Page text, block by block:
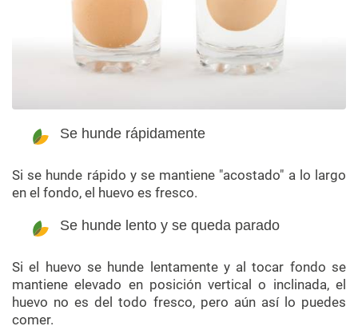
Se hunde rápidamente
Si se hunde rápido y se mantiene "acostado" a lo largo
en el fondo, el huevo es fresco.
Se hunde lento y se queda parado
Si el huevo se hunde lentamente y al tocar fondo se
mantiene elevado en posición vertical o inclinada, el
huevo no es del todo fresco, pero aún así lo puedes
comer.